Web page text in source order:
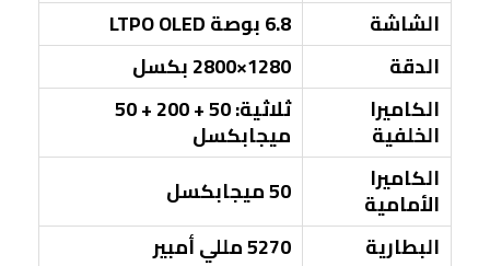
الشاشة
6.8 بوصة LTPO OLED
الدقة
1280×2800 بكسل
الكاميرا
الخلفية
ثلاثية: 50 + 200 + 50
ميجابكسل
الكاميرا
الأمامية
50 ميجابكسل
البطارية
5270 مللي أمبير